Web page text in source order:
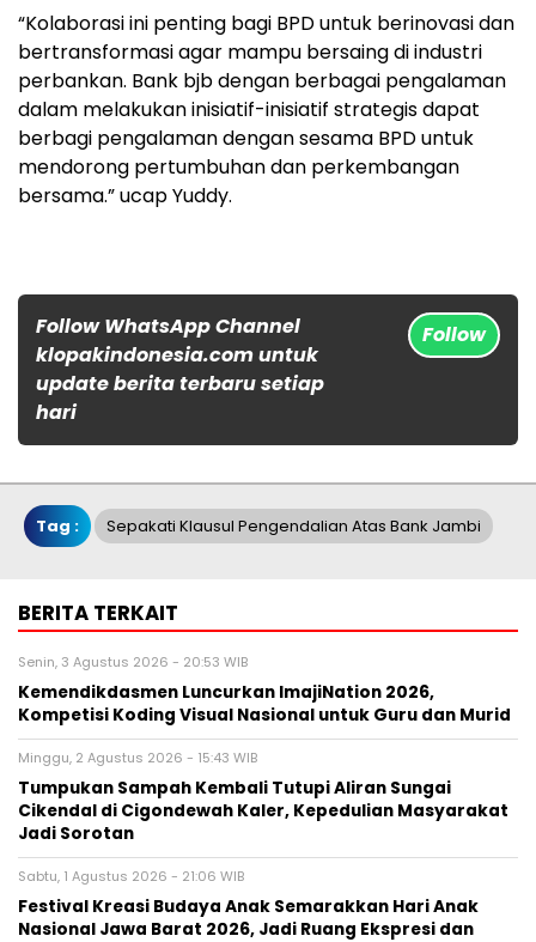
“Kolaborasi ini penting bagi BPD untuk berinovasi dan
bertransformasi agar mampu bersaing di industri
perbankan. Bank bjb dengan berbagai pengalaman
dalam melakukan inisiatif-inisiatif strategis dapat
berbagi pengalaman dengan sesama BPD untuk
mendorong pertumbuhan dan perkembangan
bersama.” ucap Yuddy.
Follow WhatsApp Channel
klopakindonesia.com untuk
update berita terbaru setiap
hari
Follow
Tag : Sepakati Klausul Pengendalian Atas Bank Jambi
BERITA TERKAIT
Senin, 3 Agustus 2026 - 20:53 WIB
Kemendikdasmen Luncurkan ImajiNation 2026,
Kompetisi Koding Visual Nasional untuk Guru dan Murid
Minggu, 2 Agustus 2026 - 15:43 WIB
Tumpukan Sampah Kembali Tutupi Aliran Sungai
Cikendal di Cigondewah Kaler, Kepedulian Masyarakat
Jadi Sorotan
Sabtu, 1 Agustus 2026 - 21:06 WIB
Festival Kreasi Budaya Anak Semarakkan Hari Anak
Nasional Jawa Barat 2026, Jadi Ruang Ekspresi dan